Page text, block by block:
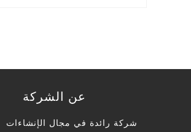
عن الشركة
شركة رائدة في مجال الإنشاءات